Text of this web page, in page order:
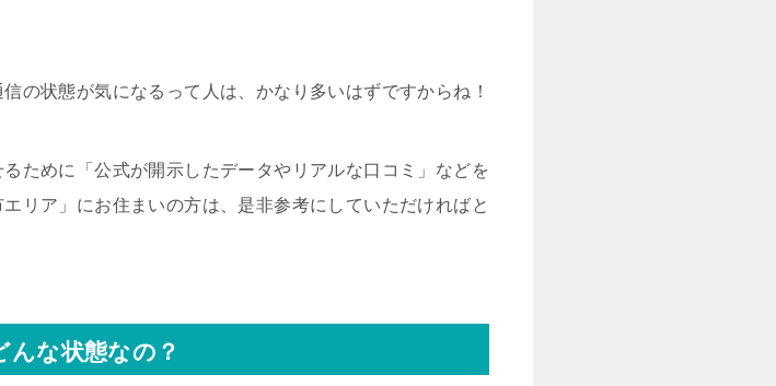
の状態が気になるって人は、かなり多いはずですからね！
ために「公式が開示したデータやリアルな口コミ」などを
リア」にお住まいの方は、是非参考にしていただければと
んな状態なの？